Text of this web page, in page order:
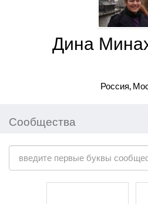
Дина
Россия,
Сообщества